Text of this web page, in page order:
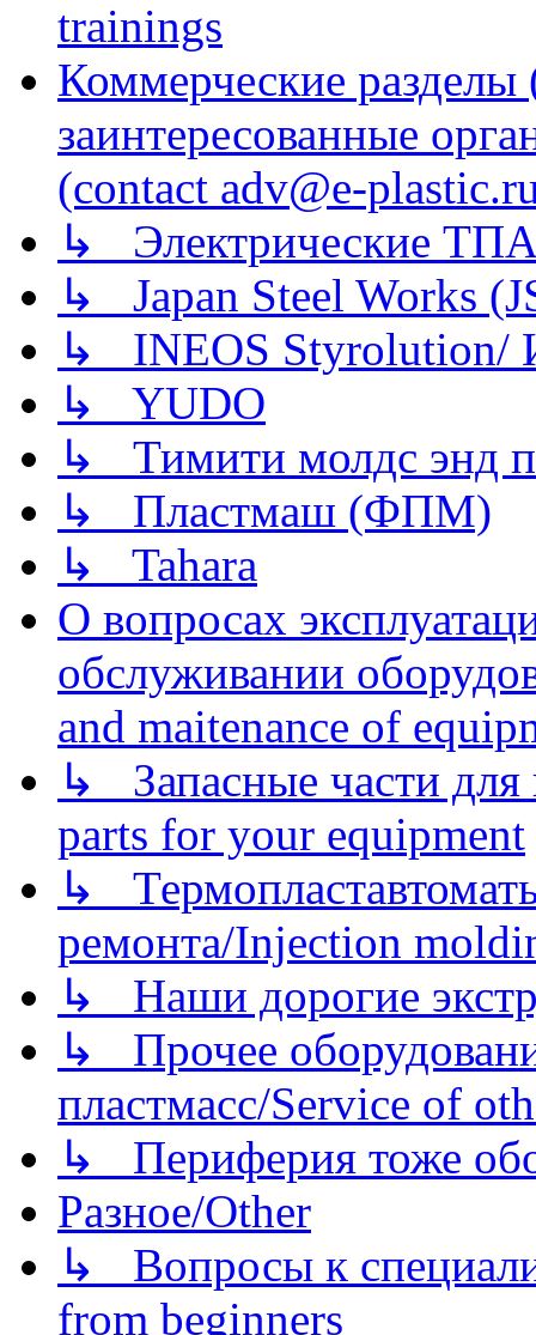
trainings
Коммерческие
заинтересованные
(contact adv@e-
↳ Электрические
↳ Japan Steel Works
↳ INEOS
↳ YUDO
↳ Тимити молдс энд
↳ Пластмаш (ФПМ)
↳ Tahara
О вопросах
обслуживании
and maitenance of
↳ Запасные части для
parts for your equipment
↳
ремонта/Injection
↳ Наши дорогие
↳ Прочее
пластмасс/Service of
↳ Периферия тоже
Разное/Other
↳ Вопросы к
from beginners